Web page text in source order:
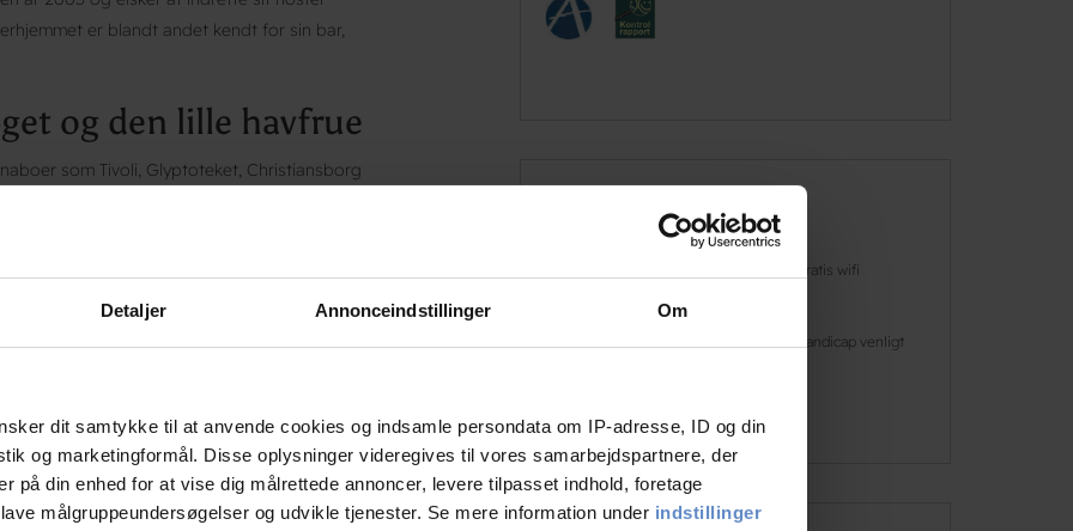
Detaljer Annonceindstillinger Om
dit samtykke til at anvende cookies og indsamle persondata om IP-adresse, ID og din
og marketingformål. Disse oplysninger videregives til vores samarbejdspartnere, der
på din enhed for at vise dig målrettede annoncer, levere tilpasset indhold, foretage
målgruppeundersøgelser og udvikle tjenester. Se mere information under indstillinger
er blandt andet kendt for sin bar,
og den lille havfrue
som Tivoli, Glyptoteket, Christiansborg
på bus, tog eller metro og opleve
Den Blå Planet, Nyhavn og
en af vandrehjemmets cykler og udforske
din tur inde i København, så ligger Danhostel
Lige på den anden side af Langebro ligger
for alle, der elsker kombinationen af
Gratis wifi
Handicap venligt